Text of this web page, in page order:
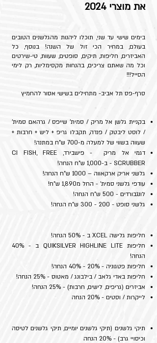
את מוצרי 2024
בימים שישי עד שני, תוכלו ליהנות מהגלשנים הטובים
בעולם, במחיר הכי זול של השנה! בנוסף, כל
האביזרים, חליפות, תיקים, סופטים, שעוות, טי-שירטים
וכל מה שאתם צריכים, בהנחות מקסימליות, רק לימי
הסייל!!!
סרף-פס תל אביב- מתחילים בשישי אסור להחמיץ
בקניית גלשן אל מריק / סמית' שייפס / גרהאם סמית'
/ לוסט ליבטק / פנדה, תקבלו גריפ + ליש + חרבות +
שעווה בשווי של למעלה מ-700 ש"ח במתנה!
דגמי אל מריק - פישבירד, CI FISH, FREE
SCRUBBER - ב-1,000 ש"ח הנחה!
גלשני אריק ארקאווה – 1000 ש"ח הנחה!
עודפי גלשני סמית' - החל מ1,890 ש"ח!
לונגבורדים - 500 ש"ח הנחה!
גלשני סופט - 200 - 300 ש"ח הנחה!
חליפות גלישה XCEL ב - 50% הנחה!
חליפות QUIKSILVER HIGHLINE LITE ב - 40%
הנחה!
חליפות פטגוניה - 20% - 40% הנחה!
חליפות באדי גלאב / בילבונג / מאטוס - 25% הנחה!
אביזרים (גריפים, לישים, חרבות) - 25% הנחה!
לייקרות / וסטים - 20% הנחה
תיקי גלשנים (תיקי גלשנים יומיים, תיקי גלשנים לטיסה
וכיסויי גרב) - 20% הנחה